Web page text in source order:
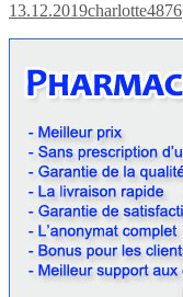
13.12.2019charlotte4876